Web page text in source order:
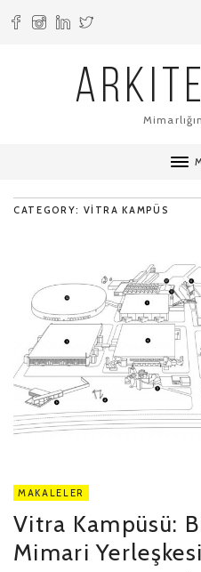
CATEGORY: VITRA KAMPÜS
MAKALELER
Vitra Kampüsü:
Mimari Yerleşkesi